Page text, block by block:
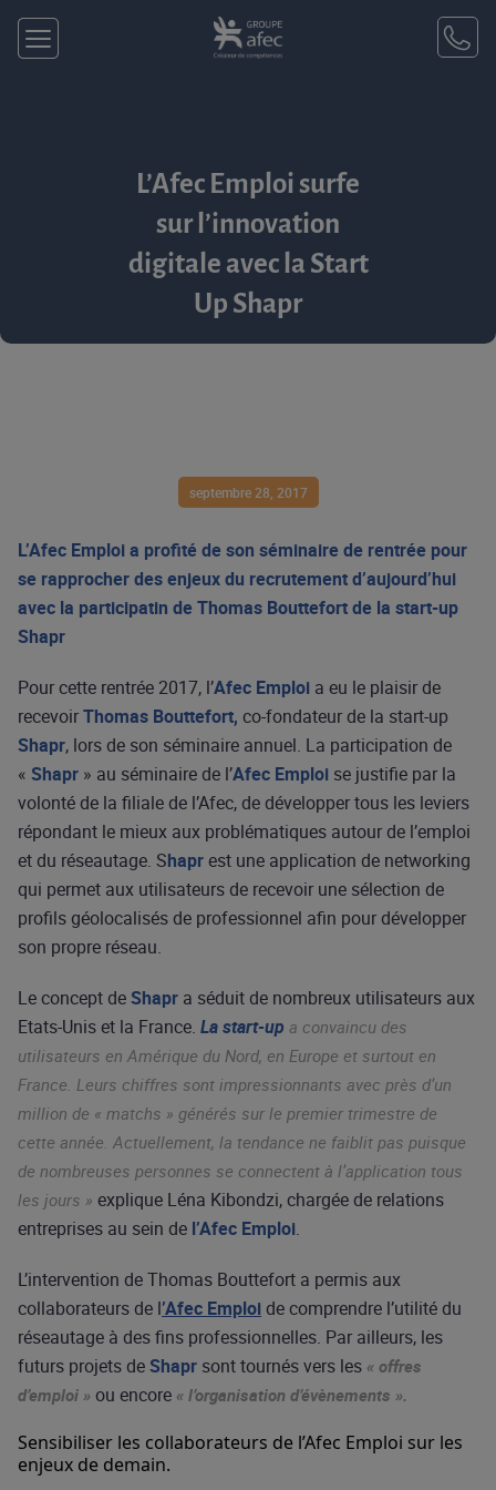
L’Afec Emploi surfe
sur l’innovation
digitale avec la Start
Up Shapr
septembre 28, 2017
L’Afec Emploi a profité de son séminaire de rentrée pour
se rapprocher des enjeux du recrutement d’aujourd’hui
avec la participatin de Thomas Bouttefort de la start-up
Shapr
Pour cette rentrée 2017, l’Afec Emploi a eu le plaisir de
recevoirThomas Bouttefort, co-fondateur de la start-up
Shapr, lors de son séminaire annuel. La participation de
« Shapr » au séminaire de l’Afec Emploi se justifie par la
volonté de la filiale de l’Afec, de développer tous les leviers
répondant le mieux aux problématiques autour de l’emploi
et du réseautage. Shaprest une application de networking
qui permet aux utilisateurs de recevoir une sélection de
profils géolocalisés de professionnel afin pour développer
son propre réseau.
Le concept deShapr a séduit de nombreux utilisateurs aux
Etats-Unis et la France. La start-up a convaincu des
utilisateurs en Amérique du Nord, en Europe et surtout en
France. Leurs chiffres sont impressionnants avec près d’un
million de « matchs » générés sur le premier trimestre de
cette année. Actuellement, la tendance ne faiblit pas puisque
de nombreuses personnes se connectent à l’application tous
les jours » explique Léna Kibondzi, chargée de relations
entreprises au sein de l’Afec Emploi.
L’intervention de Thomas Bouttefort a permis aux
collaborateurs de l’Afec Emploide comprendre l’utilité du
réseautage à des fins professionnelles. Par ailleurs, les
futurs projets deShapr sont tournés vers les « offres
d’emploi » ou encore « l’organisation d’évènements ».
Sensibiliser les collaborateurs de l’Afec Emploi sur les
enjeux de demain.